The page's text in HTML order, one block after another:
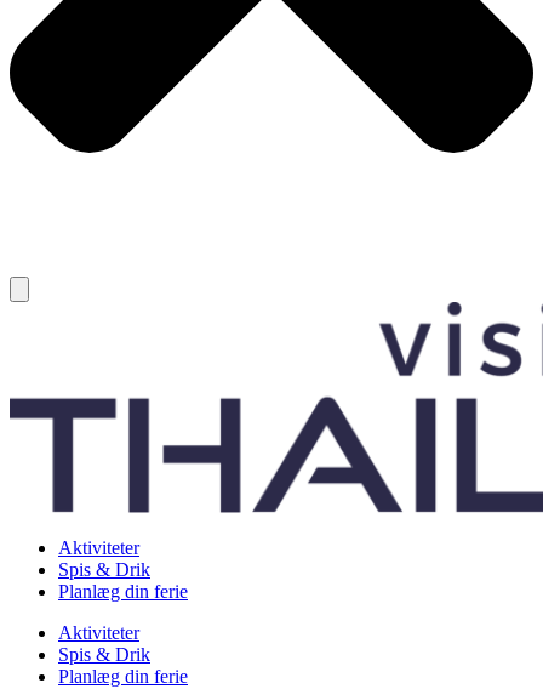
Aktiviteter
Spis & Drik
Planlæg din ferie
Aktiviteter
Spis & Drik
Planlæg din ferie